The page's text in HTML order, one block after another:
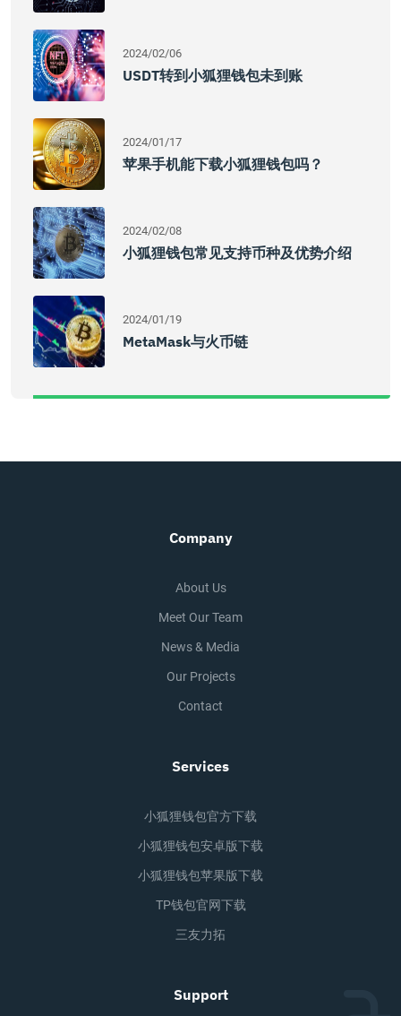
2024/02/06
USDT转到小狐狸钱包未到账
2024/01/17
苹果手机能下载小狐狸钱包吗？
2024/02/08
小狐狸钱包常见支持币种及优势介绍
2024/01/19
MetaMask与火币链
Company
About Us
Meet Our Team
News & Media
Our Projects
Contact
Services
小狐狸钱包官方下载
小狐狸钱包安卓版下载
小狐狸钱包苹果版下载
TP钱包官网下载
三友力拓
Support